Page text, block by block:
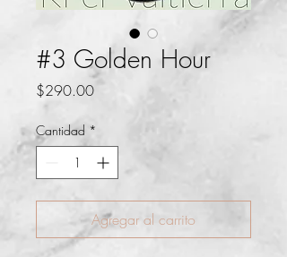
#3 Golden Hour
$290.00Precio
Cantidad *
Agregar al carrito